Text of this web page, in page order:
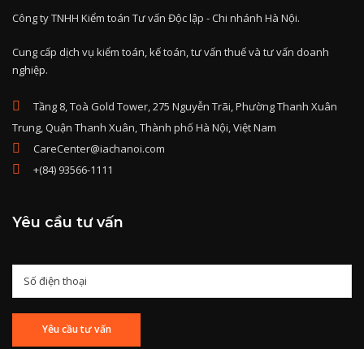
Công ty TNHH Kiểm toán Tư vấn Độc lập - Chi nhánh Hà Nội.
Cung cấp dịch vụ kiểm toán, kế toán, tư vấn thuế và tư vấn doanh
nghiệp.
Tầng 8, Toà Gold Tower, 275 Nguyễn Trãi, Phường Thanh Xuân
Trung, Quận Thanh Xuân, Thành phố Hà Nội, Việt Nam
CareCenter@iachanoi.com
+(84) 93566-1111
Yêu cầu tư vấn